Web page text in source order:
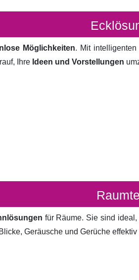
Möglichkeiten. Mit
Ihre Ideen und Vorstellungen
für Räume. Sie sind
Geräusche und Gerüche